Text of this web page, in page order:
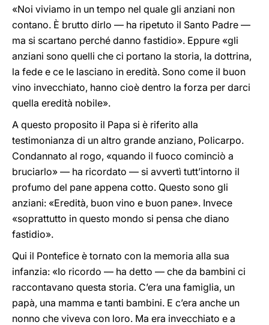
«Noi viviamo in un tempo nel quale gli anziani non
contano. È brutto dirlo — ha ripetuto il Santo Padre —
ma si scartano perché danno fastidio». Eppure «gli
anziani sono quelli che ci portano la storia, la dottrina,
la fede e ce le lasciano in eredità. Sono come il buon
vino invecchiato, hanno cioè dentro la forza per darci
quella eredità nobile».
A questo proposito il Papa si è riferito alla
testimonianza di un altro grande anziano, Policarpo.
Condannato al rogo, «quando il fuoco cominciò a
bruciarlo» — ha ricordato — si avvertì tutt’intorno il
profumo del pane appena cotto. Questo sono gli
anziani: «Eredità, buon vino e buon pane». Invece
«soprattutto in questo mondo si pensa che diano
fastidio».
Qui il Pontefice è tornato con la memoria alla sua
infanzia: «Io ricordo — ha detto — che da bambini ci
raccontavano questa storia. C’era una famiglia, un
papà, una mamma e tanti bambini. E c’era anche un
nonno che viveva con loro. Ma era invecchiato e a